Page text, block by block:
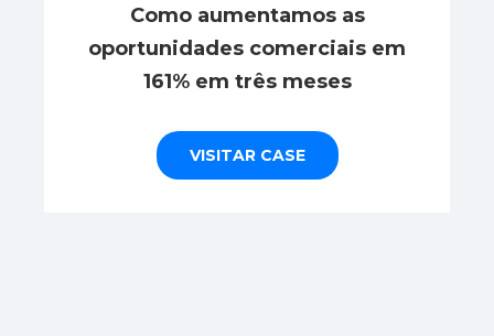
Como aumentamos as
oportunidades comerciais em
161% em três meses
VISITAR CASE